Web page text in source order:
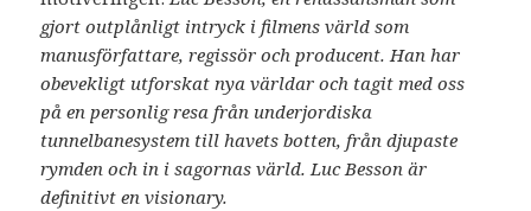
gjort outplånligt intryck i filmens värld som
manusförfattare, regissör och producent. Han har
obevekligt utforskat nya världar och tagit med oss
på en personlig resa från underjordiska
tunnelbanesystem till havets botten, från djupaste
rymden och in i sagornas värld. Luc Besson är
definitivt en visionary.